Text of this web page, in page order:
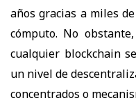
años gracias a miles
cómputo. No
cualquier blockchain
un nivel de
concentrados o